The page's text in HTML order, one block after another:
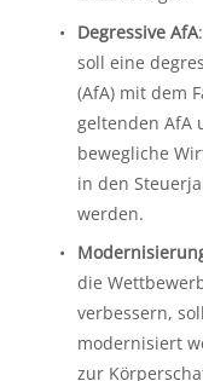
Degressive AfA
soll eine
(AfA) mit dem
geltenden AfA
bewegliche
in den
werden.
die
verbessern,
modernisiert
zur